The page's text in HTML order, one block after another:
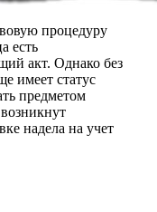
процедуру
есть
акт. Однако без
имеет статус
предметом
надела на учет